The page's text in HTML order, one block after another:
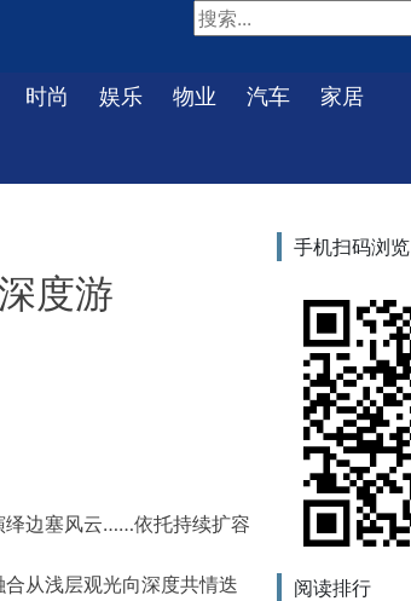
时尚 娱乐 物业 汽车 家居
度游
绎边塞风云……依托持续扩容
从浅层观光向深度共情迭
手机扫码浏览
阅读排行